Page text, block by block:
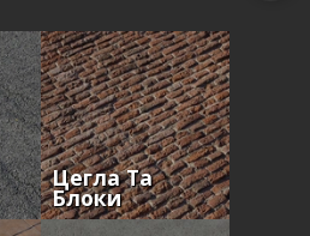
Цегла Та
Блоки